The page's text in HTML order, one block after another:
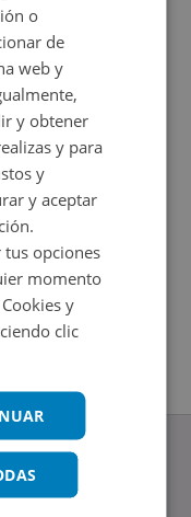
o
de
web y
y obtener
y para
y
y aceptar
opciones
momento
y
clic